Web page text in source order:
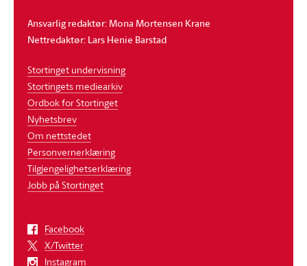
Ansvarlig redaktør: Mona Mortensen Krane
Nettredaktør: Lars Henie Barstad
Stortinget undervisning
Stortingets mediearkiv
Ordbok for Stortinget
Nyhetsbrev
Om nettstedet
Personvernerklæring
Tilgjengelighetserklæring
Jobb på Stortinget
Facebook
X/Twitter
Instagram